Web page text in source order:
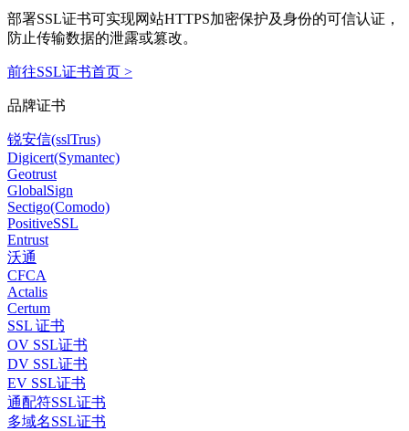
部署SSL证书可实现网站HTTPS加密保护及身份的可信认证，
防止传输数据的泄露或篡改。
前往SSL证书首页 >
品牌证书
锐安信(sslTrus)
Digicert(Symantec)
Geotrust
GlobalSign
Sectigo(Comodo)
PositiveSSL
Entrust
沃通
CFCA
Actalis
Certum
SSL 证书
OV SSL证书
DV SSL证书
EV SSL证书
通配符SSL证书
多域名SSL证书